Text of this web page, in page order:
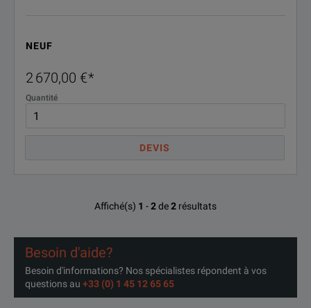
NEUF
2 670,00 €*
Quantité
DEVIS
Affiché(s) 1 -2de2 résultats
Besoin d'aide?
Besoin d'informations? Nos spécialistes répondent à vos
questions au +33 (0) 1 45 12 65 65